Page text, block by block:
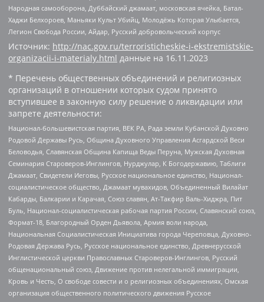
Народная самооборона, Дуббайский джамаат, московская ячейка, Батал-
Хаджи Белхороев, Маньяки Культ Убийц, Молодёжь Которая Улыбается,
Легион Свобода России, Айдар, Русский добровольческий корпус
Источник: http://nac.gov.ru/terroristicheskie-i-ekstremistskie-
organizacii-i-materialy.html данные на 16.11.2023
* Перечень общественных объединений и религиозных
организаций в отношении которых судом принято
вступившее в законную силу решение о ликвидации или
запрете деятельности:
Национал-большевистская партия, ВЕК РА, Рада земли Кубанской Духовно
Родовой Державы Русь, Община Духовного Управления Асгардской Веси
Беловодья, Славянская Община Капища Веды Перуна, Мужская Духовная
Семинария Староверов-Инглингов, Нурджулар, К Богодержавию, Таблиги
Джамаат, Свидетели Иеговы, Русское национальное единство, Национал-
социалистическое общество, Джамаат мувахидов, Объединенный Вилайат
Кабарды, Балкарии и Карачая, Союз славян, Ат-Такфир Валь-Хиджра, Пит
Буль, Национал-социалистическая рабочая партия России, Славянский союз,
Формат-18, Благородный Орден Дьявола, Армия воли народа,
Национальная Социалистическая Инициатива города Череповца, Духовно-
Родовая Держава Русь, Русское национальное единство, Древнерусской
Инглистической церкви Православных Староверов-Инглингов, Русский
общенациональный союз, Движение против нелегальной иммиграции,
Кровь и Честь, О свободе совести и о религиозных объединениях, Омская
организация общественного политического движения Русское